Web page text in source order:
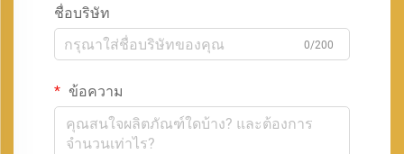
ชื่อบริษัท
0/200
ข้อความ